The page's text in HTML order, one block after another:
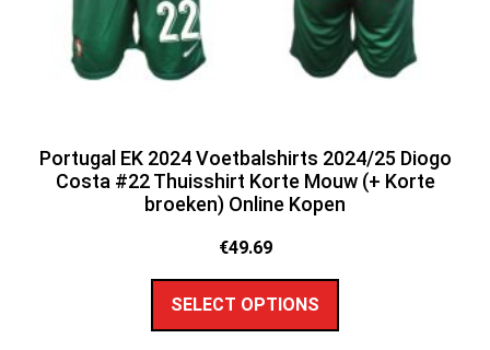
Portugal EK 2024 Voetbalshirts 2024/25 Diogo
Costa #22 Thuisshirt Korte Mouw (+ Korte
broeken) Online Kopen
€49.69
SELECT OPTIONS